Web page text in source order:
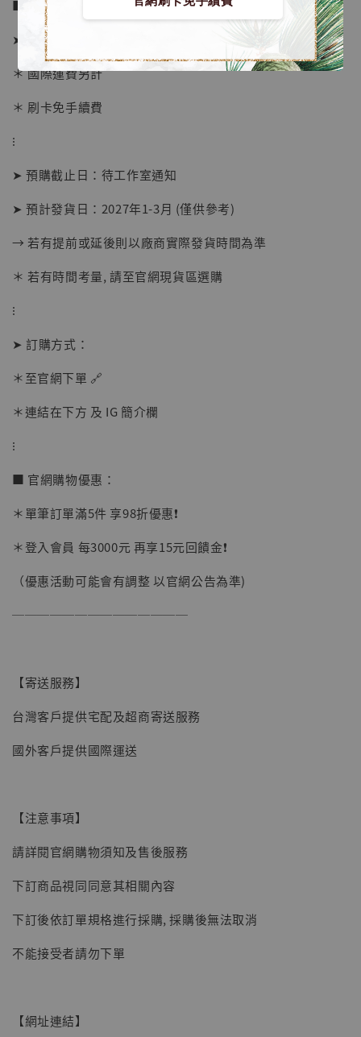
【店內現貨】海賊王 系列蒐藏雕像 布魯克達
NT$ 1,870
【現貨】BJSTUDIO 1/6系列可動蒐藏人偶 讓
NT$ 5,300
■ 販售資訊 (NT$)：
➤ 價格 12680元 (訂金6280)
＊ 國際運費另計
＊ 刷卡免手續費
⁝
➤ 預購截止日：待工作室通知
➤ 預計發貨日：2027年1-3月 (僅供參考)
→ 若有提前或延後則以廠商實際發貨時間為準
＊ 若有時間考量, 請至官網現貨區選購
⁝
➤ 訂購方式：
＊至官網下單 🔗
＊連結在下方 及 IG 簡介欄
⁝
■ 官網購物優惠：
＊單筆訂單滿5件 享98折優惠❗️
＊登入會員 每3000元 再享15元回饋金❗️
（優惠活動可能會有調整 以官網公告為準)
──────────────
【寄送服務】
台灣客戶提供宅配及超商寄送服務
國外客戶提供國際運送
【注意事項】
請詳閱官網購物須知及售後服務
下訂商品視同同意其相關內容
下訂後依訂單規格進行採購, 採購後無法取消
不能接受者請勿下單
【網址連結】